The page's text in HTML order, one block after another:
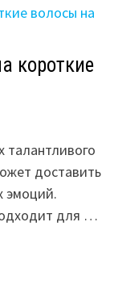
короткие
талантливого
доставить
эмоций.
для …